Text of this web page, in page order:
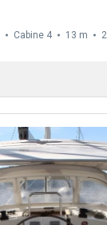
Cabine 4 13 m 2